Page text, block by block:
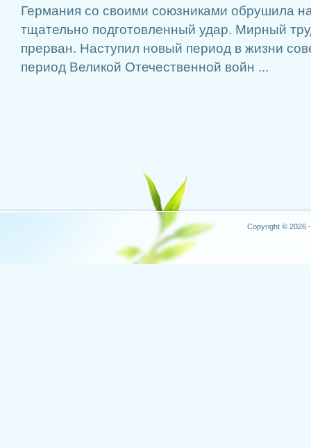
Германия со своими союзниками обрушила
тщательно подготовленный удар. Мирный
прерван. Наступил новый период в жизни
период Великой Отечественной войн ...
Copyright © 2026